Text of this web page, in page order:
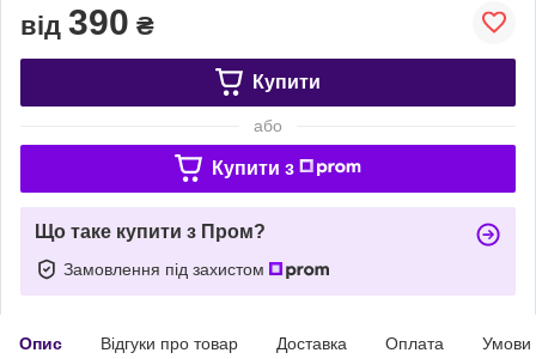
від 390 ₴
Купити
або
Купити з
Що таке купити з Пром?
Замовлення під захистом
Опис Відгуки про товар Доставка Оплата Умови